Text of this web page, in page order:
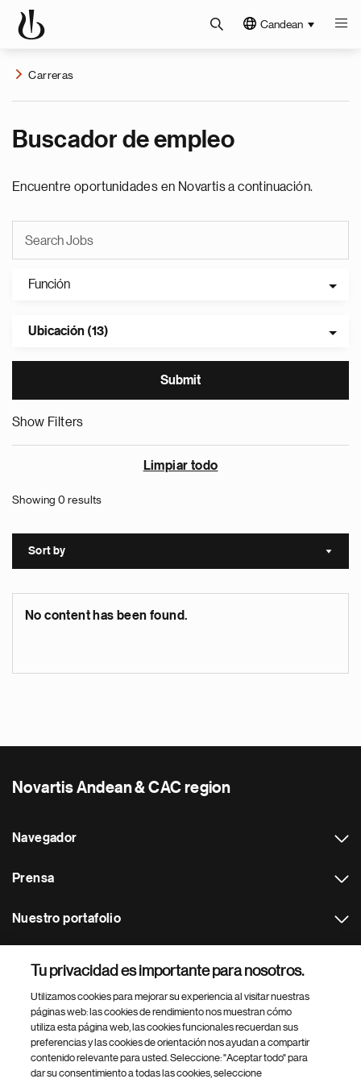
Candean
Carreras
Buscador de empleo
Encuentre oportunidades en Novartis a continuación.
Función
Ubicación (13)
Show Filters
Limpiar todo
Showing 0 results
Sort by Sort
No content has been found.
Novartis Andean & CAC region
Navegador
Prensa
Nuestro portafolio
Footer Site Search
Tu privacidad es importante para nosotros.
Utilizamos cookies para mejorar su experiencia al visitar nuestras
páginas web: las cookies de rendimiento nos muestran cómo
utiliza esta página web, las cookies funcionales recuerdan sus
preferencias y las cookies de orientación nos ayudan a compartir
contenido relevante para usted. Seleccione: "Aceptar todo" para
dar su consentimiento a todas las cookies, seleccione